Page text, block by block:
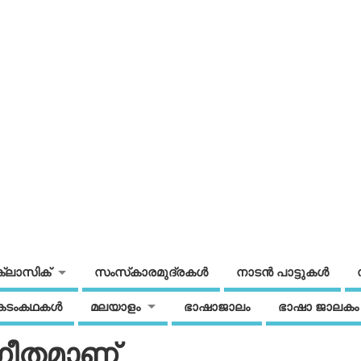
സംസ്‌കാരമുദ്രകള്‍ നാടന്‍ പാട്ടുകള്‍
മലയാളം ഭാഷാജാലം ഭാഷാ ജാലകം